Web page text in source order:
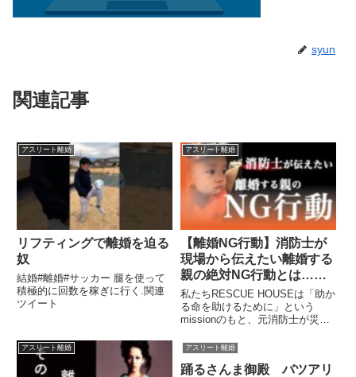
syun
関連記事
アスリート離婚
リフティングで離婚を迫る
奴
結婚#離婚#サッカー 腿を使って
積極的に回数を稼ぎに行く.関連
ツイート
アスリート離婚
【離婚NG行動】消防士が
現場から伝えたい離婚する
親の絶対NG行動とは…こ
れが深い闇の入り口になる
私たちRESCUE HOUSEは「助か
る命を助けるために」という
missionのもと、元消防士が災害
ツイート
アスリート離婚 アスリート離婚
踊るさんま御殿 バツアリ